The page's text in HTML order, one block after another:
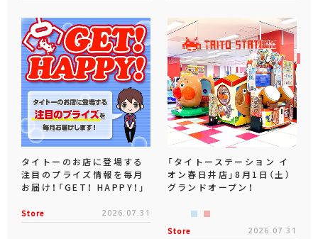
タイトーのお店に登場する
注目のプライズ情報を毎月
お届け！「GET！ HAPPY！」
Store 2026.07.31
「タイトーステーション イ
オン春日井店」8月1日（土）
グランドオープン！
Store 2026.07.31